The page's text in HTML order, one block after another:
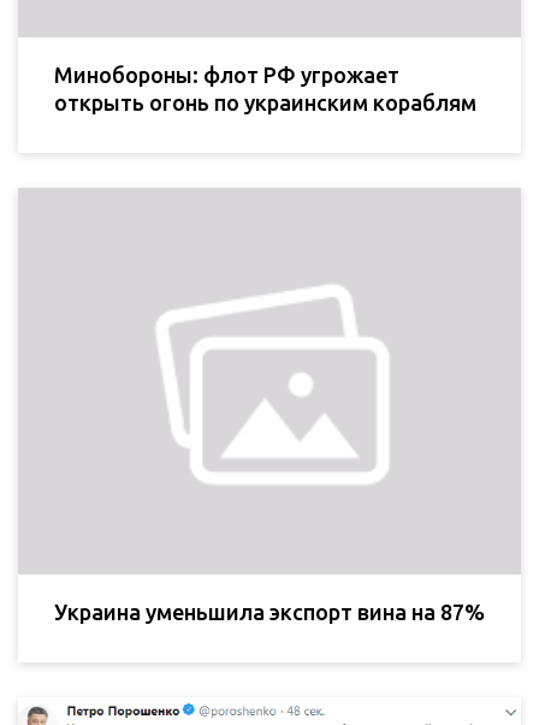
Минобороны: флот РФ угрожает
открыть огонь по украинским кораблям
Украина уменьшила экспорт вина на 87%